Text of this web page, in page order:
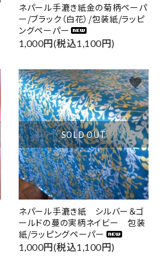
ネパール手漉き紙金の菊柄ペーパ
ー/ブラック（白花）/包装紙/ラッピ
ングペーパー
1,000円(税込1,100円)
SOLD OUT
ネパール手漉き紙 シルバー＆ゴ
ールドの蔓の実柄ネイビー 包装
紙/ラッピングペーパー
1,000円(税込1,100円)
favorite